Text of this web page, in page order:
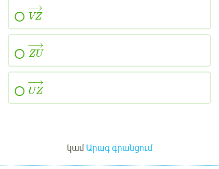
VZ
−→
ZU
−→
UZ
−→
կամԱրագ գրանցում